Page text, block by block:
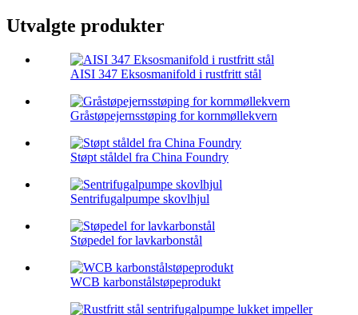
Utvalgte produkter
AISI 347 Eksosmanifold i rustfritt stål
Gråstøpejernsstøping for kornmøllekvern
Støpt ståldel fra China Foundry
Sentrifugalpumpe skovlhjul
Støpedel for lavkarbonstål
WCB karbonstålstøpeprodukt